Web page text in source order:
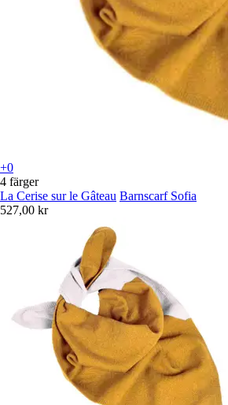
+0
4 färger
La Cerise sur le Gâteau Barnscarf Sofia
527,00 kr